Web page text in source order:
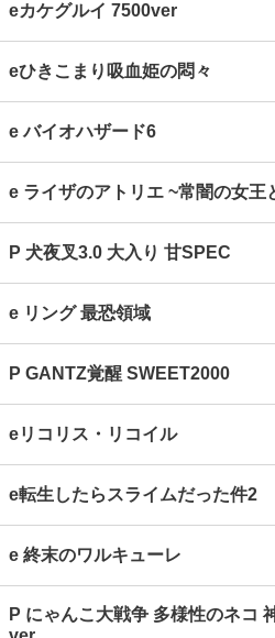
eカケグルイ 7500ver
eひきこまり吸血姫の悶々
e バイオハザード6
e ライザのアトリエ ~常闇の女王
P 犬夜叉3.0 大入り 甘SPEC
e リング 最恐領域
P GANTZ覚醒 SWEET2000
eリコリス・リコイル
e転生したらスライムだった件2
e 終末のワルキューレ
P にゃんこ大戦争 多様性のネコ